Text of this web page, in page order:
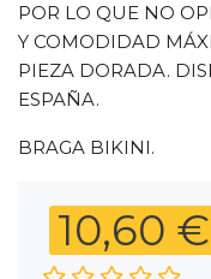
POR LO QUE NO
Y COMODIDAD
PIEZA DORADA.
ESPAÑA.
BRAGA BIKINI.
10,60 €